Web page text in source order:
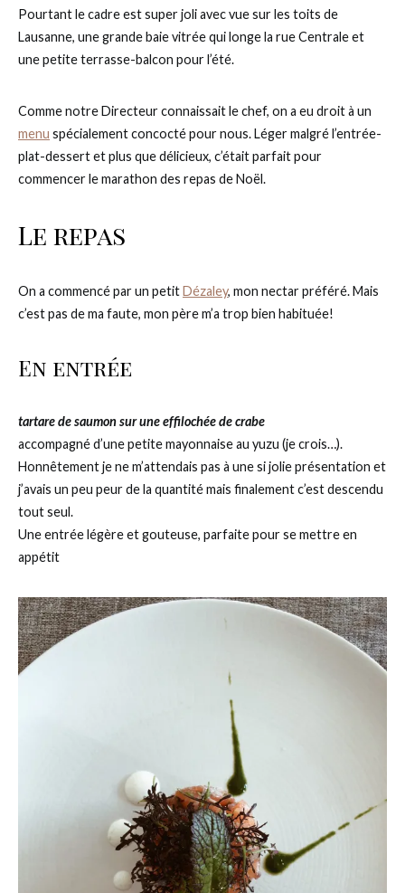
Pourtant le cadre est super joli avec vue sur les toits de
Lausanne, une grande baie vitrée qui longe la rue Centrale et
une petite terrasse-balcon pour l’été.
Comme notre Directeur connaissait le chef, on a eu droit à un
menu spécialement concocté pour nous. Léger malgré l’entrée-
plat-dessert et plus que délicieux, c’était parfait pour
commencer le marathon des repas de Noël.
Le repas
On a commencé par un petitDézaley, mon nectar préféré. Mais
c’est pas de ma faute, mon père m’a trop bien habituée!
En entrée
tartare de saumon sur une effilochée de crabe
accompagné d’une petite mayonnaise au yuzu (je crois…).
Honnêtement je ne m’attendais pas à une si jolie présentation et
j’avais un peu peur de la quantité mais finalement c’est descendu
tout seul.
Une entrée légère et gouteuse, parfaite pour se mettre en
appétit